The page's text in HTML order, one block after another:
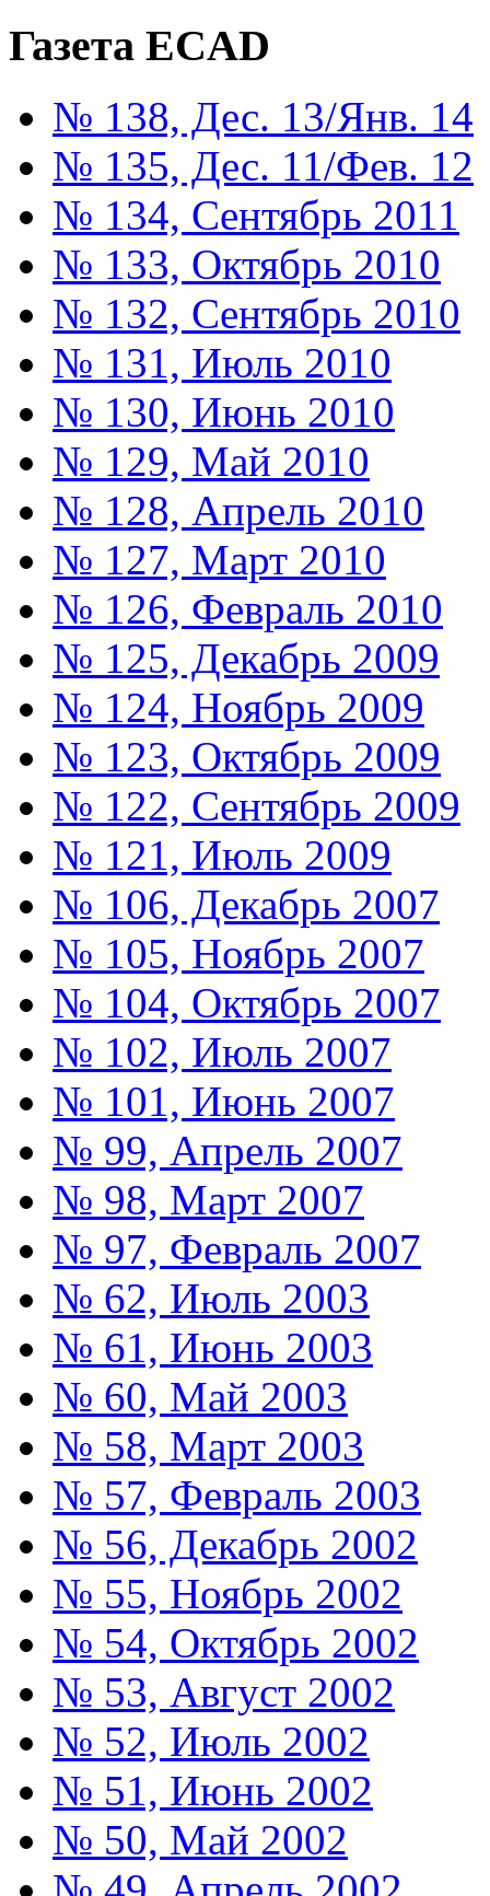
Газета ECAD
№ 138, Дес. 13/Янв. 14
№ 135, Дес. 11/Фев. 12
№ 134, Сентябрь 2011
№ 133, Октябрь 2010
№ 132, Сентябрь 2010
№ 131, Июль 2010
№ 130, Июнь 2010
№ 129, Май 2010
№ 128, Апрель 2010
№ 127, Март 2010
№ 126, Февраль 2010
№ 125, Декабрь 2009
№ 124, Ноябрь 2009
№ 123, Октябрь 2009
№ 122, Сентябрь 2009
№ 121, Июль 2009
№ 106, Декабрь 2007
№ 105, Ноябрь 2007
№ 104, Октябрь 2007
№ 102, Июль 2007
№ 101, Июнь 2007
№ 99, Апрель 2007
№ 98, Март 2007
№ 97, Февраль 2007
№ 62, Июль 2003
№ 61, Июнь 2003
№ 60, Май 2003
№ 58, Март 2003
№ 57, Февраль 2003
№ 56, Декабрь 2002
№ 55, Ноябрь 2002
№ 54, Октябрь 2002
№ 53, Август 2002
№ 52, Июль 2002
№ 51, Июнь 2002
№ 50, Май 2002